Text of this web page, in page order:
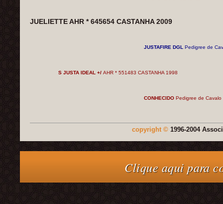
JUELIETTE AHR * 645654 CASTANHA 2009
JUSTAFIRE DGL Pedigree de
S JUSTA IDEAL +/ AHR * 551483 CASTANHA 1998
CONHECIDO Pedigree de
copyright ©1996-2004
Clique aqui para